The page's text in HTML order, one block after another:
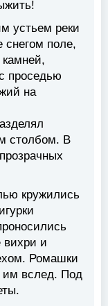
устьем реки
снегом поле,
проседью
на
столбом. В
кружились
вихри и
Ромашки
им вслед. Под